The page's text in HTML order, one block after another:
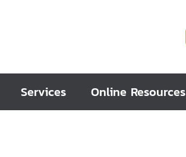
Services Online Resources